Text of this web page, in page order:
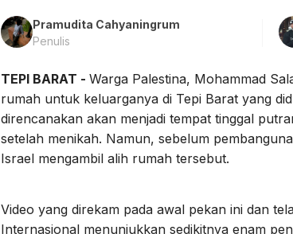
Pramudita Cahyaningrum
Penulis
TEPI BARAT - Warga Palestina, Mohammad
rumah untuk keluarganya di Tepi Barat yang
direncanakan akan menjadi tempat tinggal
setelah menikah. Namun, sebelum
Israel mengambil alih rumah tersebut.
Video yang direkam pada awal pekan ini dan
Internasional menunjukkan sedikitnya enam